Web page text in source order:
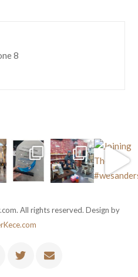
All rights reserved. Design by